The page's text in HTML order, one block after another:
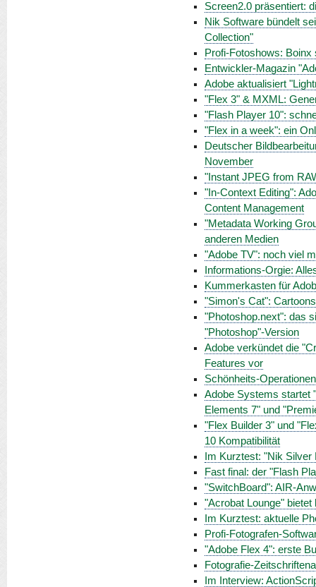
Screen2.0 präsentiert:
Nik Software bündelt
Collection"
Profi-Fotoshows:
Entwickler-Magazin
Adobe aktualisiert
"Flex 3" & MXML:
"Flash Player 10":
"Flex in a week": ein
Deutscher
November
"Instant JPEG from
"In-Context Editing":
Content Management
"Metadata Working
anderen Medien
"Adobe TV": noch viel
Informations-Orgie:
Kummerkasten für
"Simon's Cat":
"Photoshop.next": das
"Photoshop"-Version
Adobe verkündet die
Features vor
Schönheits-
Adobe Systems startet
Elements 7" und
"Flex Builder 3" und
10 Kompatibilität
Im Kurztest: "Nik Silver
Fast final: der "Flash
"SwitchBoard": AIR-
"Acrobat Lounge"
Im Kurztest: aktuelle
Profi-Fotografen-
"Adobe Flex 4": erste
Fotografie-
Im Interview: